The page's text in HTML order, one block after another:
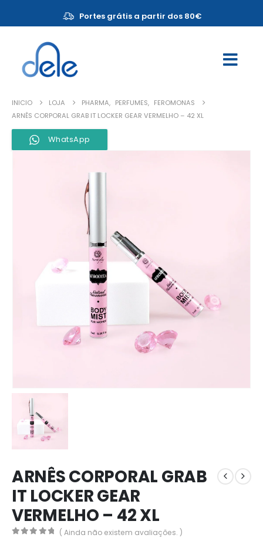
Portes grátis a partir dos 80€
INICIO LOJA PHARMA, PERFUMES, FEROMONAS
ARNÊS CORPORAL GRAB IT LOCKER GEAR VERMELHO – 42 XL
WhatsApp
ARNÊS CORPORAL GRAB
IT LOCKER GEAR
VERMELHO – 42 XL
( Ainda não existem avaliações. )